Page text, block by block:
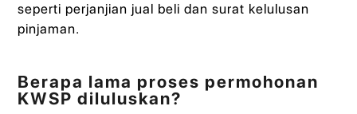
seperti perjanjian jual beli dan surat kelulusan
pinjaman.
Berapa lama proses permohonan
KWSP diluluskan?